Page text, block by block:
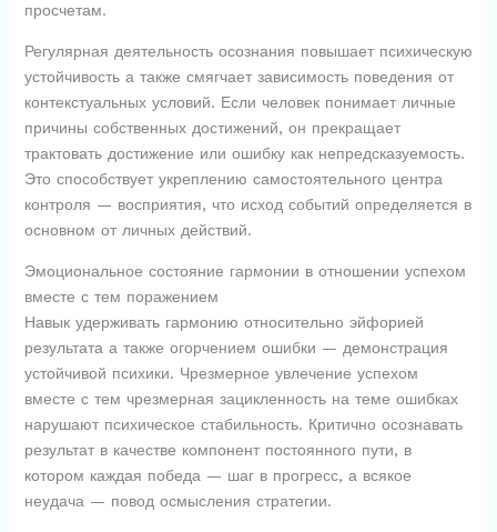
просчетам.
Регулярная деятельность осознания повышает психическую
устойчивость а также смягчает зависимость поведения от
контекстуальных условий. Если человек понимает личные
причины собственных достижений, он прекращает
трактовать достижение или ошибку как непредсказуемость.
Это способствует укреплению самостоятельного центра
контроля — восприятия, что исход событий определяется в
основном от личных действий.
Эмоциональное состояние гармонии в отношении успехом
вместе с тем поражением
Навык удерживать гармонию относительно эйфорией
результата а также огорчением ошибки — демонстрация
устойчивой психики. Чрезмерное увлечение успехом
вместе с тем чрезмерная зацикленность на теме ошибках
нарушают психическое стабильность. Критично осознавать
результат в качестве компонент постоянного пути, в
котором каждая победа — шаг в прогресс, а всякое
неудача — повод осмысления стратегии.